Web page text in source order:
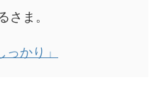
さま。
かり」